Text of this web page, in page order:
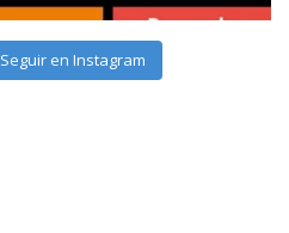
Seguir en Instagram